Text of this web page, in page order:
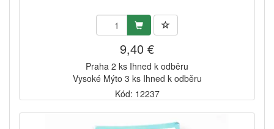
9,40 €
Praha 2 ks Ihned k odběru
Vysoké Mýto 3 ks Ihned k odběru
Kód: 12237